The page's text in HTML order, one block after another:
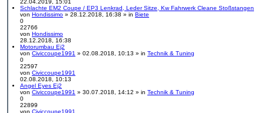
a
g
r
B
e
t
r
a
g
e
u
e
t
e
r
B
e
t
r
a
g
Schlachte EM2 Coupe / EP3 Lenkrad, Leder Sitze, Kw Fahrwerk Cleane Stoßstangen
von Hondissimo » 28.12.2018, 16:38 » in Biete
0
22766
von Hondissimo
u
e
t
e
B
e
t
28.12.2018, 16:38
Motorumbau Ej2
von Civiccoupe1991 » 02.08.2018, 10:13 » in Technik & Tuning
0
22597
von Civiccoupe1991
u
02.08.2018, 10:13
Angel Eyes Ej2
von Civiccoupe1991 » 30.07.2018, 14:12 » in Technik & Tuning
0
22899
von Civiccoupe1991